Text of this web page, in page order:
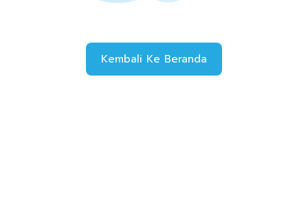
Kembali Ke Beranda